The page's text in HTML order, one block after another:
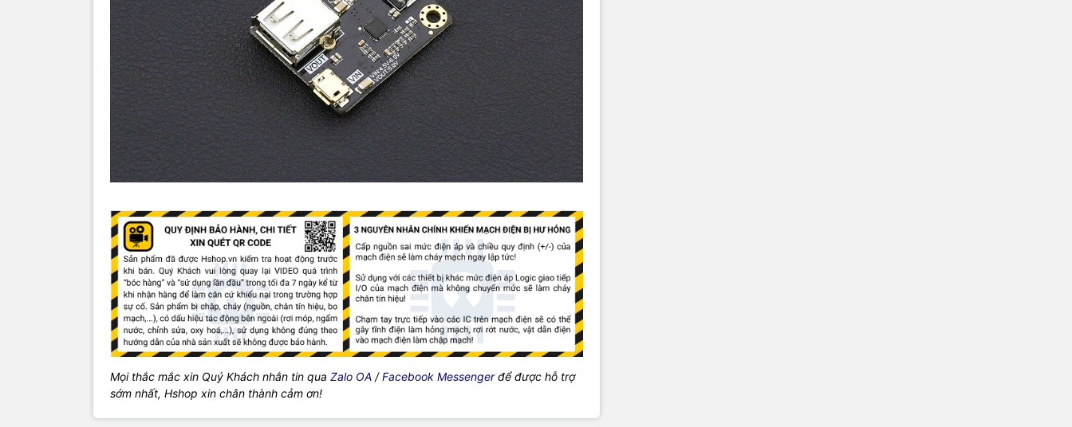
Mọi thắc mắc xin Quý Khách nhắn tin qua Zalo OA /Facebook Messengerđể được hỗ trợ
sớm nhất, Hshop xin chân thành cảm ơn!